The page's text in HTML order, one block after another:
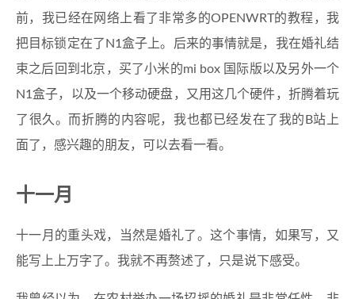
前，我已经在网络上看了非常多的OPENWRT的教程，我
把目标锁定在了N1盒子上。后来的事情就是，我在婚礼结
束之后回到北京，买了小米的mi box 国际版以及另外一个
N1盒子，以及一个移动硬盘，又用这几个硬件，折腾着玩
了很久。而折腾的内容呢，我也都已经发在了我的B站上
面了，感兴趣的朋友，可以去看一看。
十一月
十一月的重头戏，当然是婚礼了。这个事情，如果写，又
能写上上万字了。我就不再赘述了，只是说下感受。